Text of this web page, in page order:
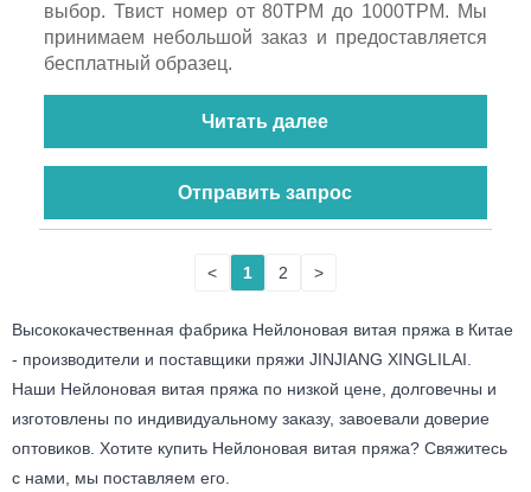
выбор. Твист номер от 80TPM до 1000TPM. Мы
принимаем небольшой заказ и предоставляется
бесплатный образец.
Читать далее
Отправить запрос
< 1 2 >
Высококачественная фабрика Нейлоновая витая пряжа в Китае
- производители и поставщики пряжи JINJIANG XINGLILAI.
Наши Нейлоновая витая пряжа по низкой цене, долговечны и
изготовлены по индивидуальному заказу, завоевали доверие
оптовиков. Хотите купить Нейлоновая витая пряжа? Свяжитесь
с нами, мы поставляем его.